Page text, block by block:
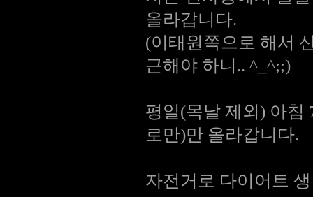
올라갑니다.
(이태원쪽으로 해서
근해야 하니.. ^_^;;)
평일(목날 제외) 아침
로만)만 올라갑니다.
자전거로 다이어트